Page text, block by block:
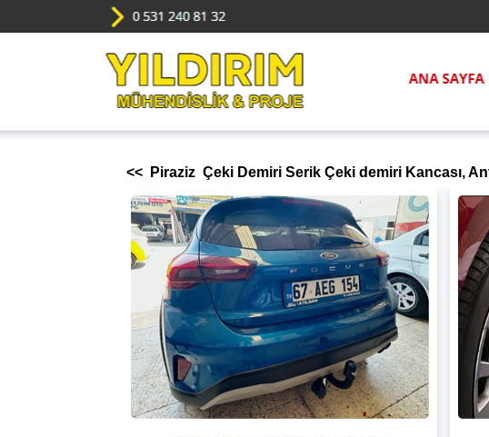
<< Piraziz Çeki Demiri Serik Çeki demiri Kancası,